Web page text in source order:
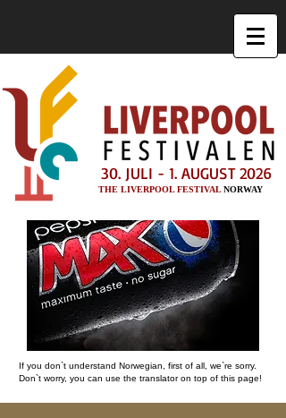
30. JULI - 1. AUGUST 2026
THE LIVERPOOL FESTIVALNORWAY
If you don`t understand Norwegian, first of all, we`re sorry.
Don`t worry, you can use the translator on top of this page!